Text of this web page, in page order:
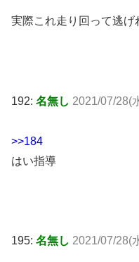
実際これ走り回って逃げ
192: 名無し 2021/07/28(
>>184
はい指導
195: 名無し 2021/07/28(